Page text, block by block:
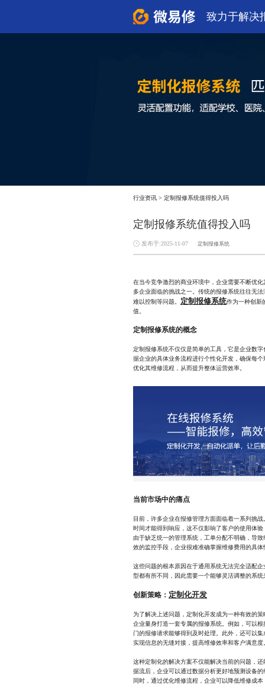
致力于解决
行业资讯 > 定制报修系统值得投入吗
定制报修系统值得投入吗
发布于:2025-11-07 定制报修系统
在当今竞争激烈的商业环境中，企业需要不断优
多企业面临的挑战之一。传统的报修系统往往无
难以控制等问题。 定制报修系统作为一种创新
值。
定制报修系统的概念
定制报修系统不仅仅是简单的工具，它是企业数
据企业的具体业务流程进行个性化开发，确保每
优化其维修流程，从而提升整体运营效率。
当前市场中的痛点
目前，许多企业在报修管理方面面临着一系列挑
时间才能得到响应，这不仅影响了客户的使用体
由于缺乏统一的管理系统，工单分配不明确，导
效的监控手段，企业很难准确掌握维修费用的具
这些问题的根本原因在于通用系统无法完全适配
型都有所不同，因此需要一个能够灵活调整的系
创新策略： 定制化开发
为了解决上述问题，定制化开发成为一种有效的
企业量身打造一套专属的报修系统。例如，可以
门的报修请求能够得到及时处理。此外，还可以
实现信息的无缝对接，提高维修效率和客户满意度
这种定制化的解决方案不仅能解决当前的问题，
据流后，企业可以通过数据分析更好地预测设备
同时，通过优化维修流程，企业可以降低维修成